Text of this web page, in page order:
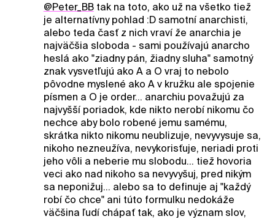
@Peter_BBtak na toto, ako už na všetko tiež
je alternatívny pohlad :D samotní anarchisti,
alebo teda časť z nich vraví že anarchia je
najväčšia sloboda - sami používajú anarcho
heslá ako "ziadny pán, žiadny sluha" samotný
znak vysvetľujú ako A a O vraj to nebolo
pôvodne myslené ako A v kružku ale spojenie
písmen a O je order... anarchiu považujú za
najvyšší poriadok, kde nikto nerobí nikomu čo
nechce aby bolo robené jemu samému,
skrátka nikto nikomu neublizuje, nevyvysuje sa,
nikoho nezneužíva, nevykorisťuje, neriadi proti
jeho vôli a neberie mu slobodu... tiež hovoria
veci ako nad nikoho sa nevyvyšuj, pred nikým
sa neponižuj... alebo sa to definuje aj "každý
robí čo chce" ani túto formulku nedokáže
väčšina ľudí chápať tak, ako je význam slov,